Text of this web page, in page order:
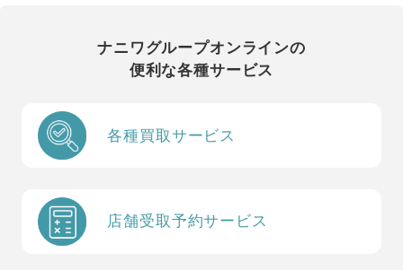
ナニワグループオンラインの
便利な各種サービス
各種買取サービス
店舗受取予約サービス